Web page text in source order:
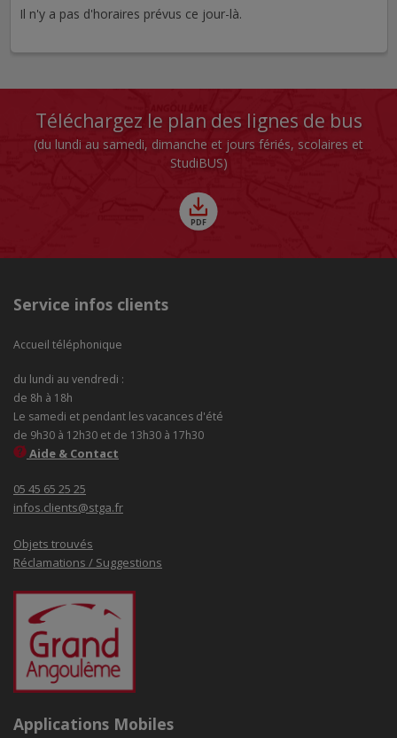
Il n'y a pas d'horaires prévus ce jour-là.
Téléchargez le plan des lignes de bus
(du lundi au samedi, dimanche et jours fériés, scolaires et
StudiBUS)
Service infos clients
Accueil téléphonique
du lundi au vendredi :
de 8h à 18h
Le samedi et pendant les vacances d'été
de 9h30 à 12h30 et de 13h30 à 17h30
Aide & Contact
05 45 65 25 25
infos.clients@stga.fr
Objets trouvés
Réclamations / Suggestions
Applications Mobiles